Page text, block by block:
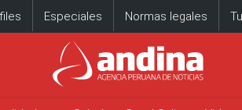
Especiales Normas legales